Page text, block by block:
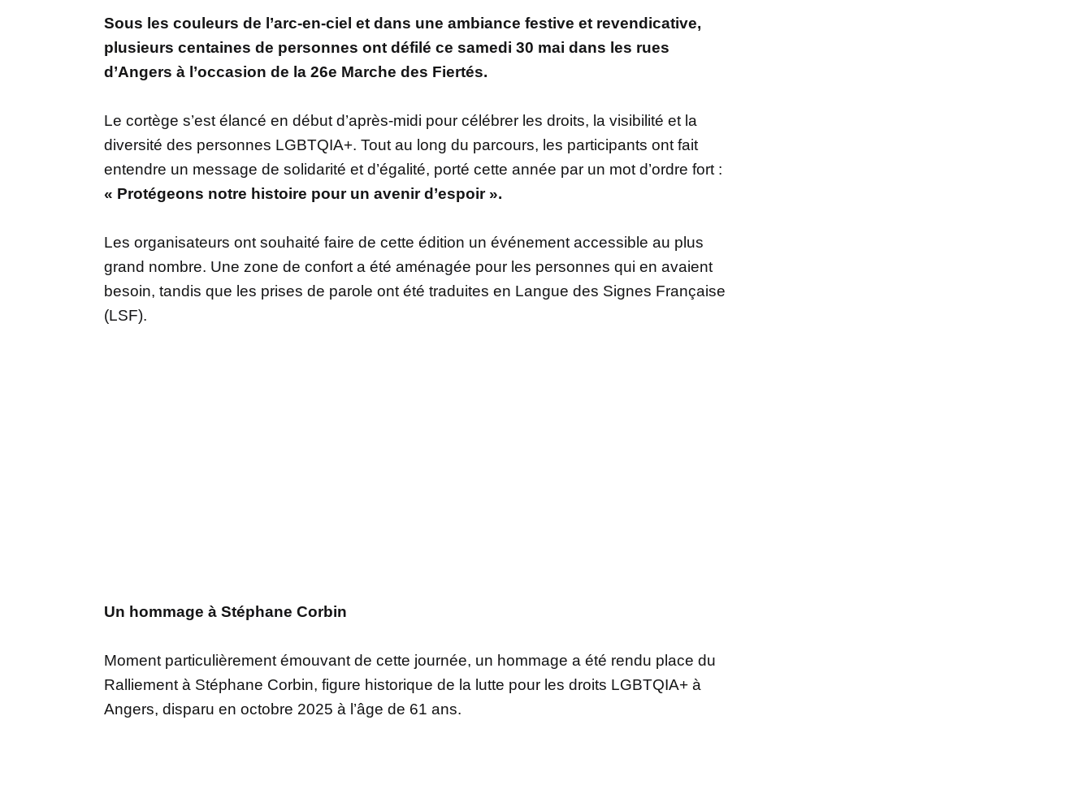
Sous les couleurs de l’arc-en-ciel et dans une ambiance festive et revendicative,
plusieurs centaines de personnes ont défilé ce samedi 30 mai dans les rues
d’Angers à l’occasion de la 26e Marche des Fiertés.
Le cortège s’est élancé en début d’après-midi pour célébrer les droits, la visibilité et la
diversité des personnes LGBTQIA+. Tout au long du parcours, les participants ont fait
entendre un message de solidarité et d’égalité, porté cette année par un mot d’ordre fort :
« Protégeons notre histoire pour un avenir d’espoir ».
Les organisateurs ont souhaité faire de cette édition un événement accessible au plus
grand nombre. Une zone de confort a été aménagée pour les personnes qui en avaient
besoin, tandis que les prises de parole ont été traduites en Langue des Signes Française
(LSF).
Un hommage à Stéphane Corbin
Moment particulièrement émouvant de cette journée, un hommage a été rendu place du
Ralliement à Stéphane Corbin, figure historique de la lutte pour les droits LGBTQIA+ à
Angers, disparu en octobre 2025 à l’âge de 61 ans.